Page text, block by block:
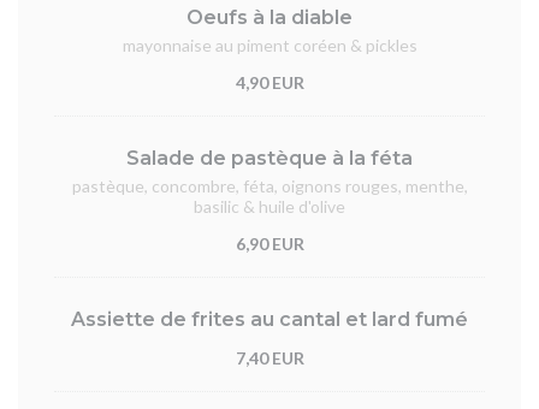
Oeufs à la diable
mayonnaise au piment coréen & pickles
4,90 EUR
Salade de pastèque à la féta
pastèque, concombre, féta, oignons rouges, menthe,
basilic & huile d'olive
6,90 EUR
Assiette de frites au cantal et lard fumé
7,40 EUR